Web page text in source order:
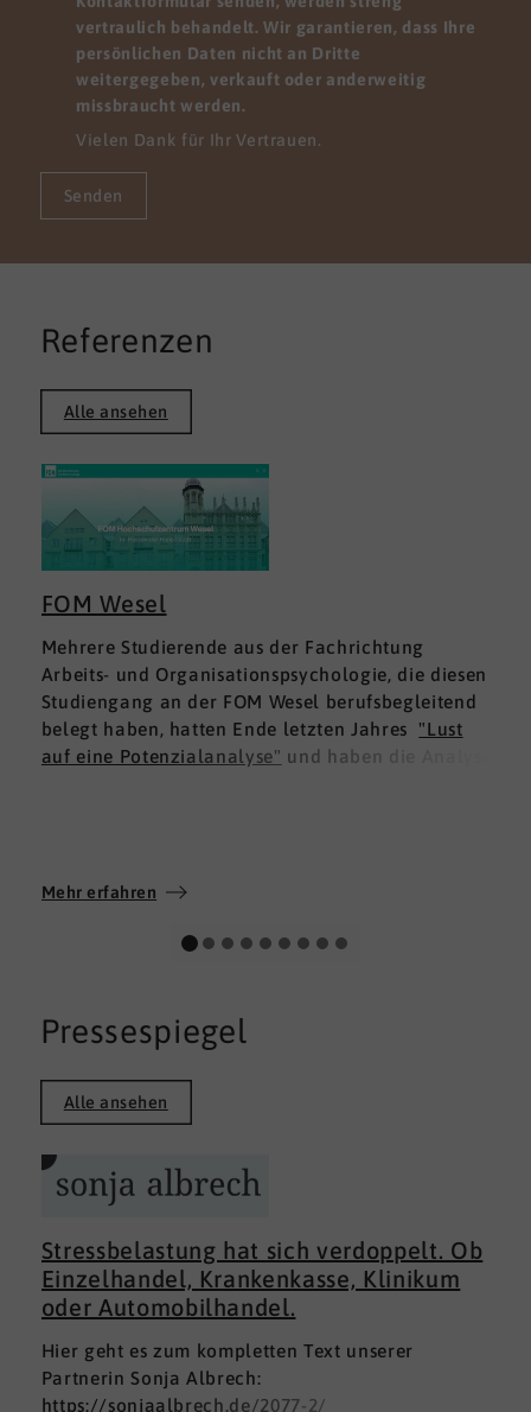
vertraulich behandelt. Wir garantieren, dass Ihre
persönlichen Daten nicht an Dritte
weitergegeben, verkauft oder anderweitig
missbraucht werden.
Vielen Dank für Ihr Vertrauen.
Senden
Referenzen
Alle ansehen
FOM Wesel
Mehrere Studierende aus der Fachrichtung
Arbeits- und Organisationspsychologie, die diesen
Studiengang an der FOM Wesel berufsbegleitend
belegt haben, hatten Ende letzten Jahres "Lust
auf eine Potenzialanalyse" und haben die Analyse
Wir wünschen allen Teilnehmerinnen und
persönlichen Weg und viel Erfolg.
Mehr erfahren
Pressespiegel
Alle ansehen
Stressbelastung hat sich verdoppelt. Ob
Einzelhandel, Krankenkasse, Klinikum
oder Automobilhandel.
Hier geht es zum kompletten Text unserer
Partnerin Sonja Albrech:
https://sonjaalbrech.de/2077-2/